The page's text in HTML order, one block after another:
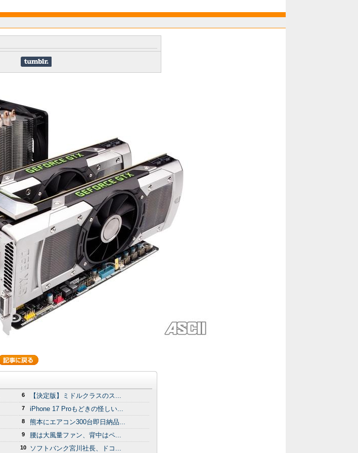
6 【決定版】ミドルクラスのス...
7 iPhone 17 Proもどきの怪しい...
8 熊本にエアコン300台即日納品...
9 腰は大風量ファン、背中はペ...
10 ソフトバンク宮川社長、ドコ...